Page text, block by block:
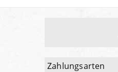
Zahlungsarten